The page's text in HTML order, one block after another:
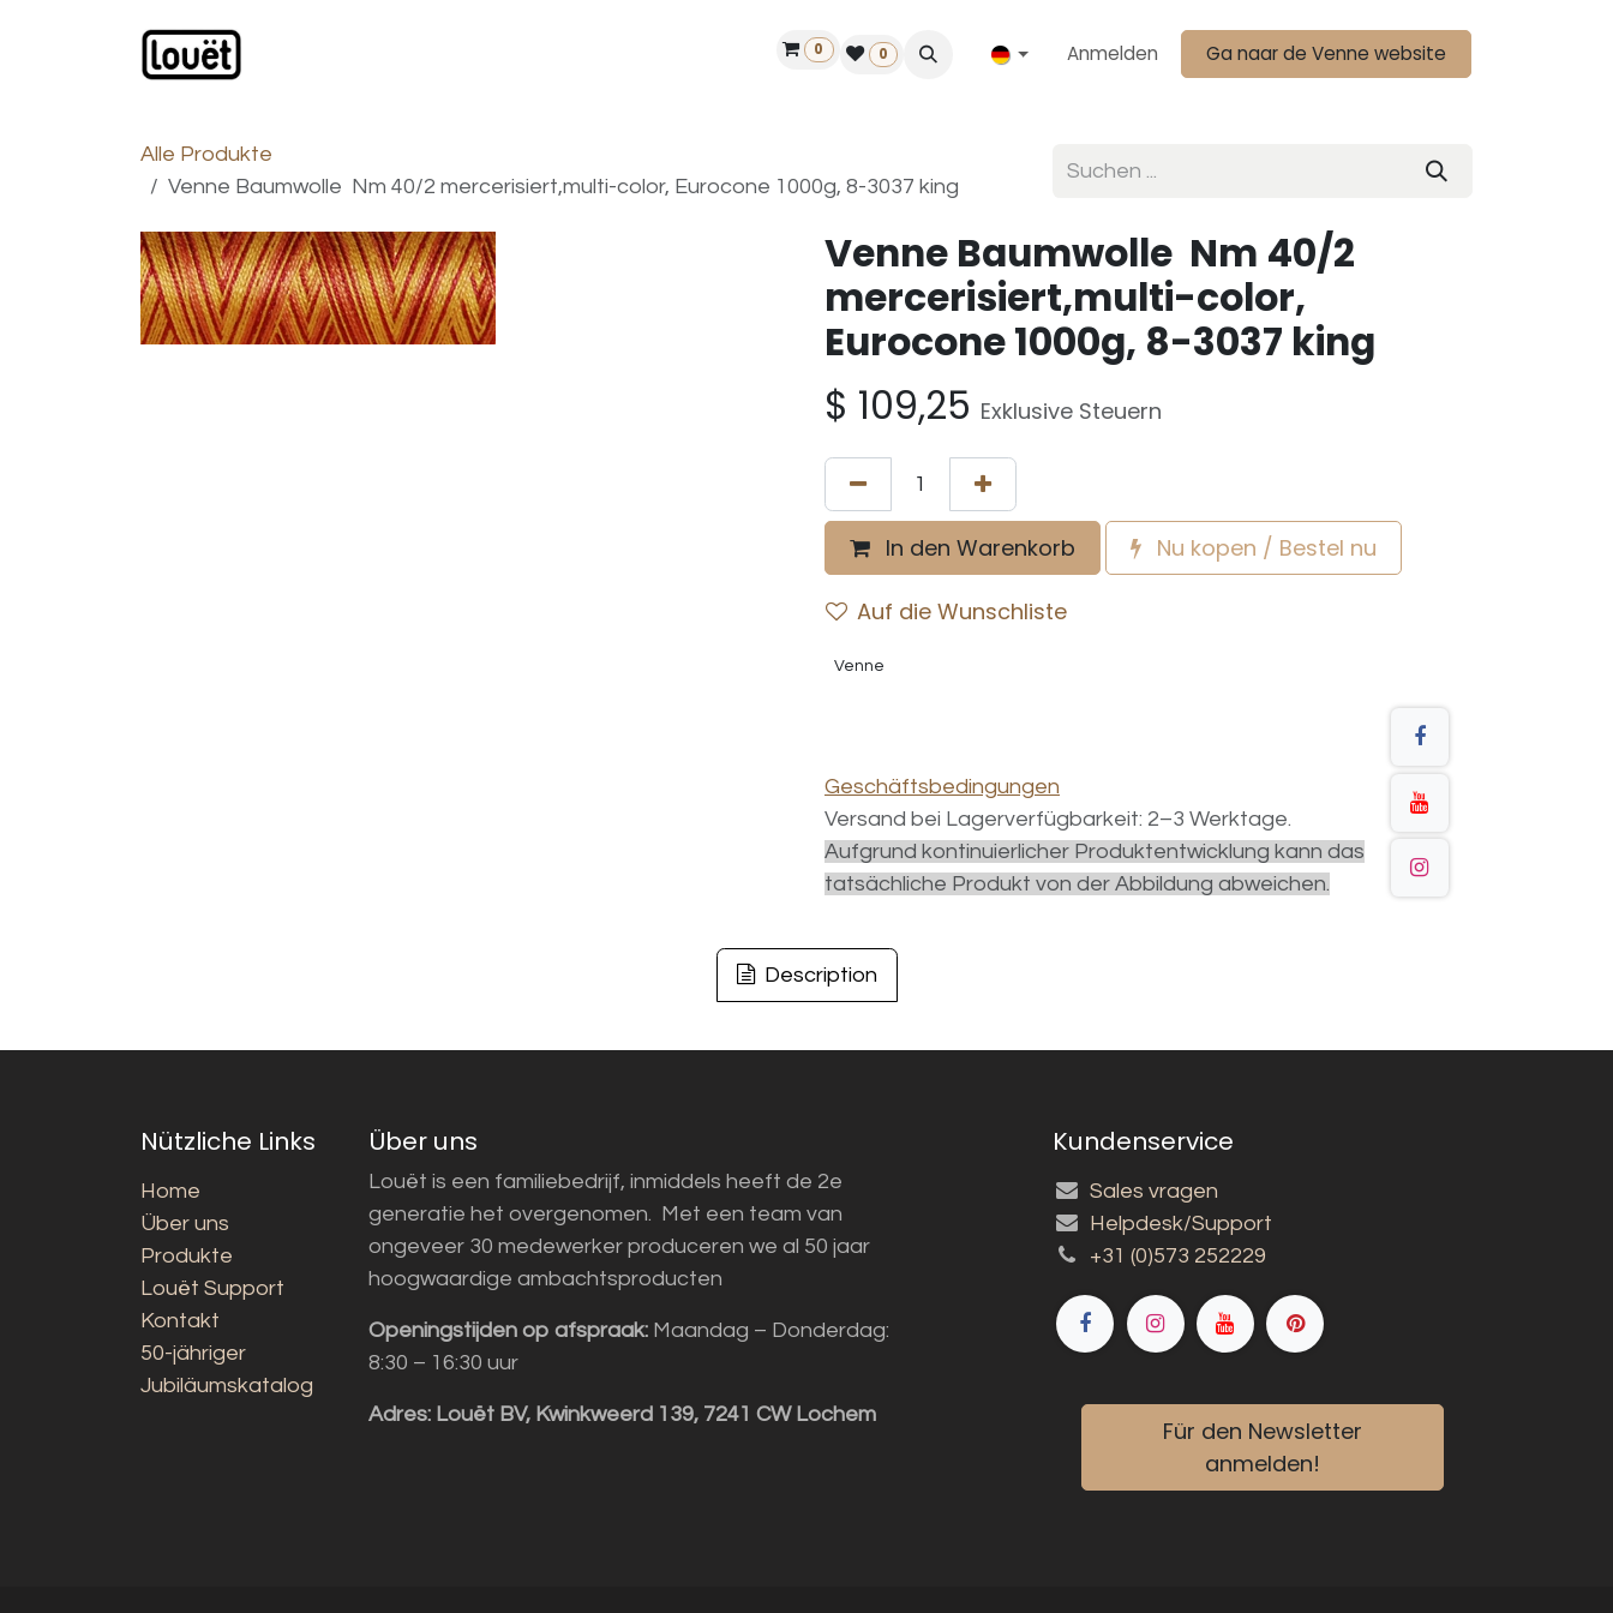
Finde einen Händler
0 0 Anmelden Ga naar de Venne website
Alle Produkte
Venne Baumwolle Nm 40/2 mercerisiert,multi-color, Eurocone 1000g, 8-3037 king
Venne Baumwolle Nm 40/2
mercerisiert,multi-color,
Eurocone 1000g, 8-3037 king
$ 109,25 Exklusive Steuern
In den Warenkorb Nu kopen / Bestel nu
Auf die Wunschliste
Venne
Geschäftsbedingungen
Versand bei Lagerverfügbarkeit: 2–3 Werktage.
Aufgrund kontinuierlicher Produktentwicklung kann das
tatsächliche Produkt von der Abbildung abweichen.
Description
Nützliche Links
Home
Über uns
Produkte
Louët Support
Kontakt
50-jähriger
Jubiläumskatalog
Über uns
Louët is een familiebedrijf, inmiddels heeft de 2e
generatie het overgenomen. Met een team van
ongeveer 30 medewerker produceren we al 50 jaar
hoogwaardige ambachtsproducten
Openingstijden op afspraak: Maandag – Donderdag:
8:30 – 16:30 uur
Adres: Louët BV, Kwinkweerd 139, 7241 CW Lochem
Kundenservice
Sales vragen
Helpdesk/Support
+31 (0)573 252229
Für den Newsletter
anmelden!